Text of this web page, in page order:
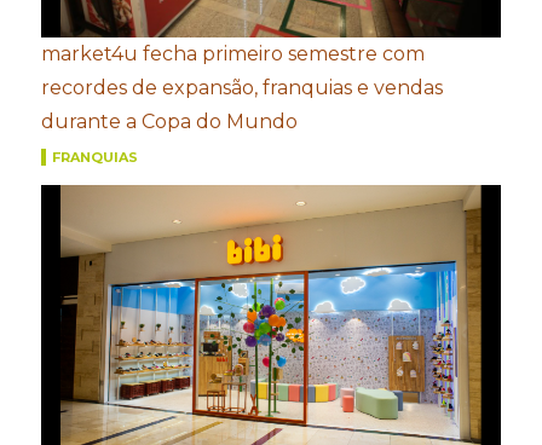
market4u fecha primeiro semestre com
recordes de expansão, franquias e vendas
durante a Copa do Mundo
FRANQUIAS